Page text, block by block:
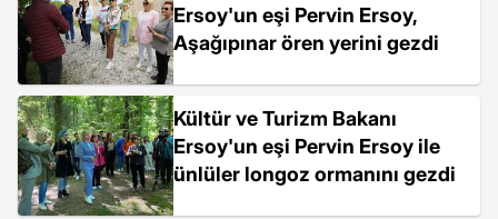
Ersoy'un eşi Pervin Ersoy,
Aşağıpınar ören yerini gezdi
Kültür ve Turizm Bakanı
Ersoy'un eşi Pervin Ersoy ile
ünlüler longoz ormanını gezdi